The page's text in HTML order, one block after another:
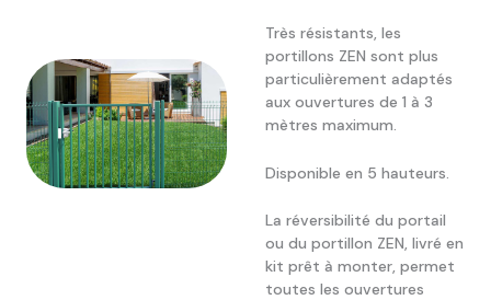
Très résistants, les
portillons ZEN sont plus
particulièrement adaptés
aux ouvertures de 1 à 3
mètres maximum.
Disponible en 5 hauteurs.
La réversibilité du portail
ou du portillon ZEN, livré en
kit prêt à monter, permet
toutes les ouvertures